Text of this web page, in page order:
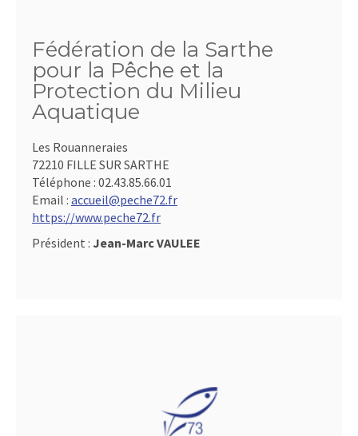
Fédération de la Sarthe
pour la Pêche et la
Protection du Milieu
Aquatique
Les Rouanneraies
72210 FILLE SUR SARTHE
Téléphone : 02.43.85.66.01
Email : accueil@peche72.fr
https://www.peche72.fr
Président : Jean-Marc VAULEE